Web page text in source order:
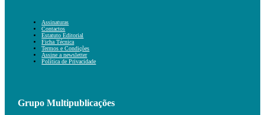
Assinaturas
Contactos
Estatuto Editorial
Ficha Técnica
Termos e Condições
Assine a newsletter
Política de Privacidade
Grupo Multipublicações